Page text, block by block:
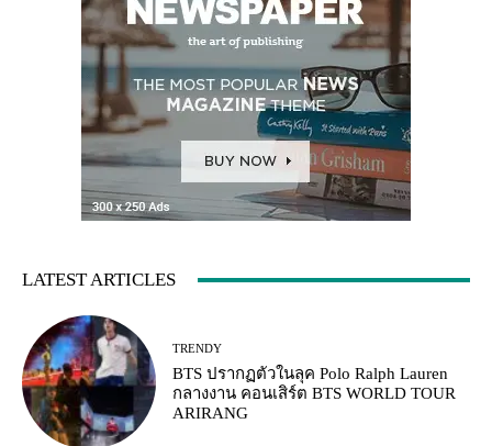
LATEST ARTICLES
TRENDY
BTS ปรากฏตัวในลุค Polo Ralph Lauren
กลางงาน คอนเสิร์ต BTS WORLD TOUR
ARIRANG